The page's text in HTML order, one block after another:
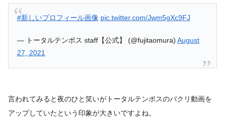
#新しいプロフィール画像 pic.twitter.com/Jwm5gXc9FJ
— トータルテンボス staff【公式】 (@fujitaomura) August
27, 2021
言われてみると夜のひと笑いがトータルテンボスのパクリ動画を
アップしていたという印象が大きいですよね。